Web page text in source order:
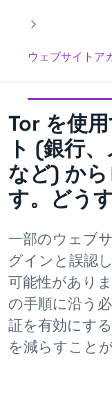
ウェブサイトア
Tor を使
ト (銀行
など) か
す。どう
一部のウェブ
グインと誤認
可能性があり
の手順に沿う
証を有効にす
を減らすこと